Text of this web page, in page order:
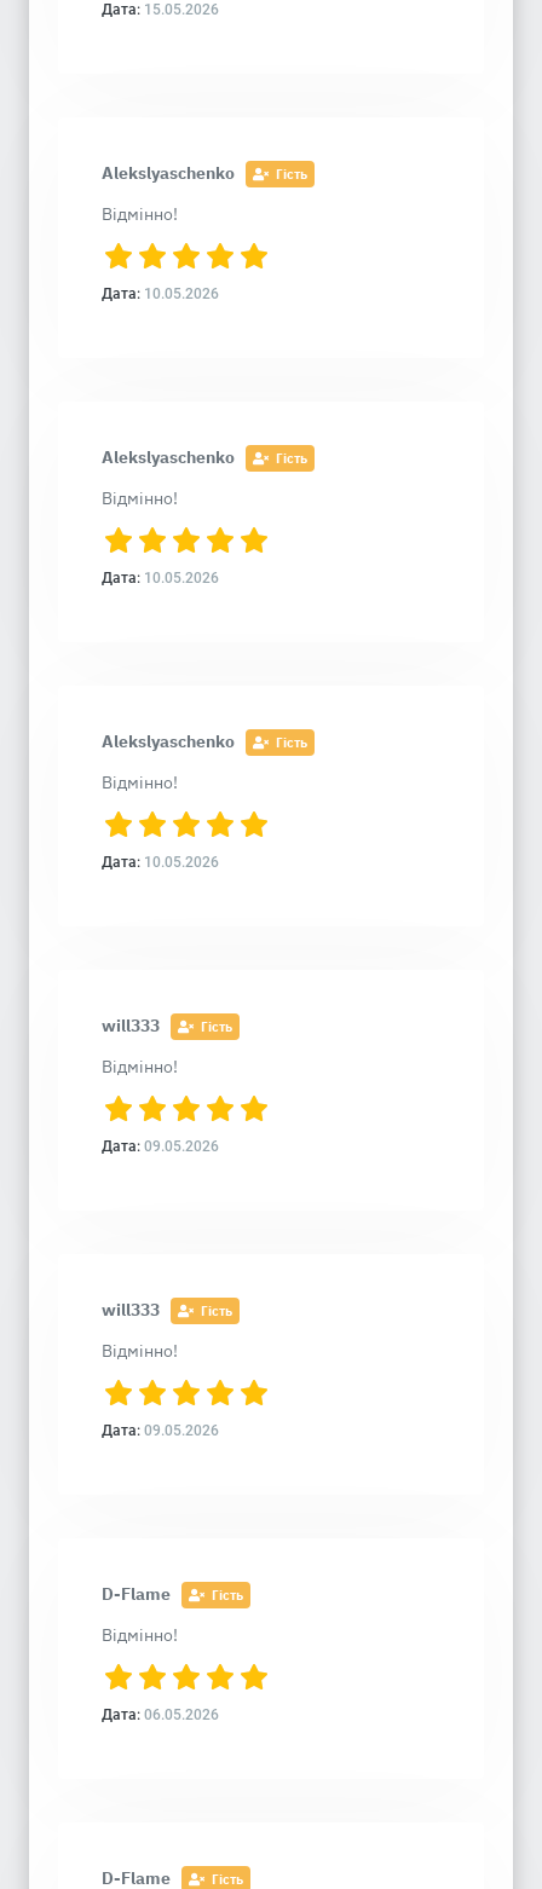
Дата: 15.05.2026
Alekslyaschenko Гість
Відмінно!
Дата: 10.05.2026
Alekslyaschenko Гість
Відмінно!
Дата: 10.05.2026
Alekslyaschenko Гість
Відмінно!
Дата: 10.05.2026
will333 Гість
Відмінно!
Дата: 09.05.2026
will333 Гість
Відмінно!
Дата: 09.05.2026
D-Flame Гість
Відмінно!
Дата: 06.05.2026
D-Flame Гість